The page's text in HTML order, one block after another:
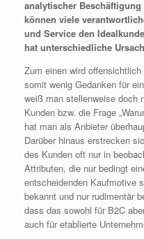
analytischer
können viele
und Service den
hat unterschiedliche
Zum einen wird
somit wenig Gedanken für
weiß man stellenweise doch
Kunden bzw. die Frage
hat man als Anbieter
Darüber hinaus erstrecken
des Kunden oft nur in
Attributen, die nur bedingt
entscheidenden Kaufmotive
bekannt und nur rudimentär
dass das sowohl für B2C
auch für etablierte